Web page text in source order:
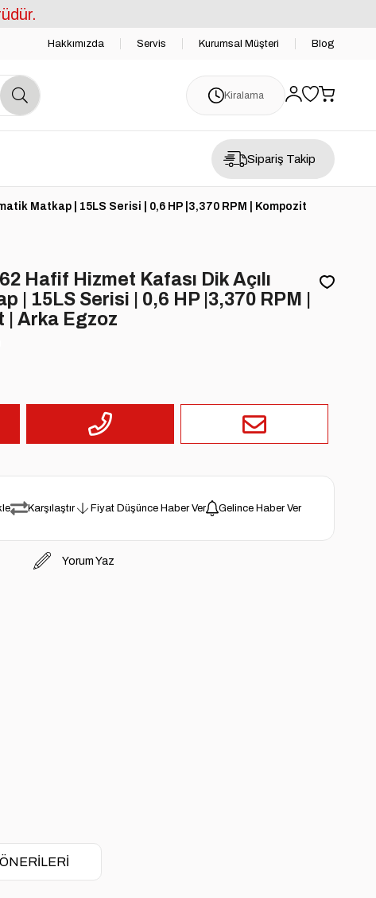
Hakkımızda Servis Kurumsal Müşteri Blog
Kiralama
Sipariş Takip
Matkap | 15LS Serisi | 0,6 HP |3,370 RPM | Kompozit
Hafif Hizmet Kafası Dik Açılı
| 15LS Serisi | 0,6 HP |3,370 RPM |
| Arka Egzoz
Karşılaştır Fiyat Düşünce Haber Ver Gelince Haber Ver
Yorum Yaz